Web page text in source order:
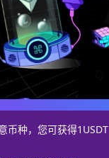
币种，您可获得